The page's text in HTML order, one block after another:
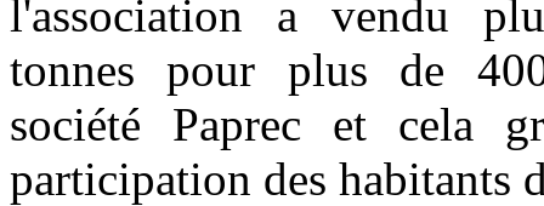
l'association a vendu
tonnes pour plus de
société Paprec et cela
participation des habitants